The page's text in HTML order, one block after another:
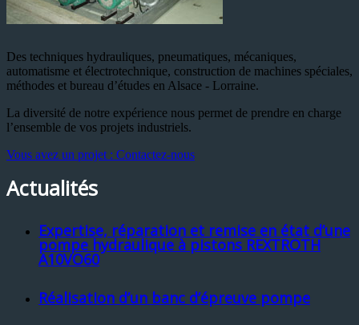
Des techniques hydrauliques, pneumatiques, mécaniques,
automatisme et électrotechnique, construction de machines spéciales,
méthodes et bureau d’études en Alsace - Lorraine.
La diversité de notre expérience nous permet de prendre en charge
l’ensemble de vos projets industriels.
Vous avez un projet : Contactez-nous
Actualités
Expertise, réparation et remise en état d’une
pompe hydraulique à pistons REXTROTH
A10VO60
Réalisation d’un banc d’épreuve pompe